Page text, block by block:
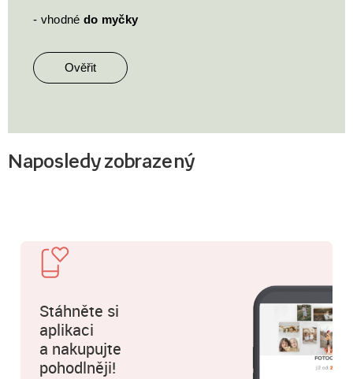
- vhodné do myčky
Ověřit
Naposledy zobrazený
Stáhněte si
aplikaci
a nakupujte
pohodlněji!